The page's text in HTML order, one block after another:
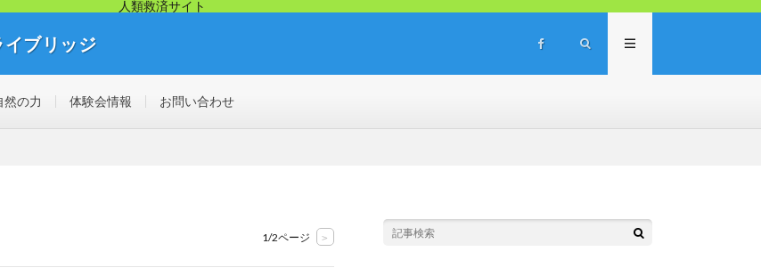
人類救済サイト
ブリッジ
然の力 体験会情報 お問い合わせ
1/2ページ >